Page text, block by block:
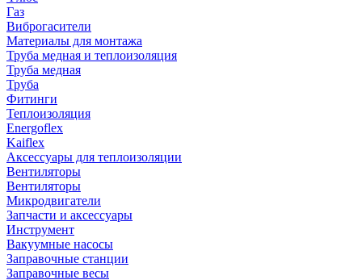
Газ
Виброгасители
Материалы для монтажа
Труба медная и теплоизоляция
Труба медная
Труба
Фитинги
Теплоизоляция
Energoflex
Kaiflex
Аксессуары для теплоизоляции
Вентиляторы
Вентиляторы
Микродвигатели
Запчасти и аксессуары
Инструмент
Вакуумные насосы
Заправочные станции
Заправочные весы